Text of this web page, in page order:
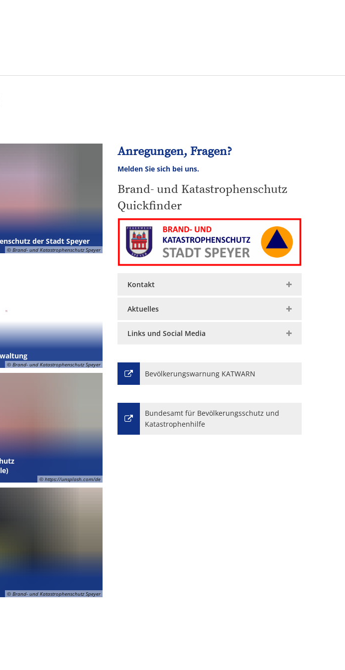
© Brand- und Katastrophenschutz Speyer
der Stadt Speyer
© Brand- und Katastrophenschutz Speyer
© https://unsplash.com/de
© Brand- und Katastrophenschutz Speyer
Anregungen, Fragen?
Melden Sie sich bei uns.
Brand- und Katastrophenschutz
Quickfinder
Kontakt
Aktuelles
Links und Social Media
Bevölkerungswarnung KATWARN
Bundesamt für Bevölkerungsschutz und
Katastrophenhilfe